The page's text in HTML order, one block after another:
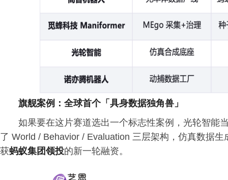
旗舰案例：全球首个「具身数据独角兽」
如果要在这片赛道选出一个标志性案例，光轮智能
了 World / Behavior / Evaluation 三层架构，仿真数据
获蚂蚁集团领投的新一轮融资。